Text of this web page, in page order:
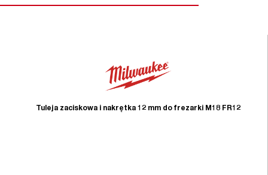
Tuleja zaciskowa i nakrętka 12 mm do frezarki M18 FR12